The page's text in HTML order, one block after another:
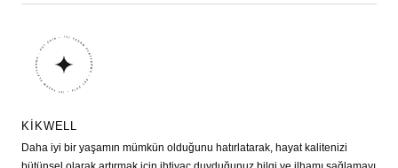
KIKWELL
Daha iyi bir yaşamın mümkün olduğunu hatırlatarak, hayat kalitenizi